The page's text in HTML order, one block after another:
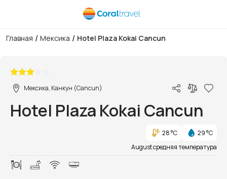
Главная / Мексика / Hotel Plaza Kokai Cancun
Мексика, Канкун (Cancun)
Hotel Plaza Kokai Cancun
28 °C
29 °C
August средняя температура